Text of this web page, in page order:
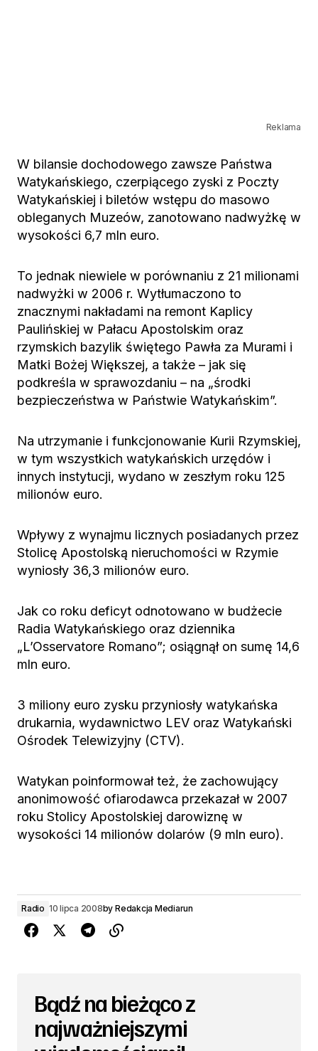
Reklama
W bilansie dochodowego zawsze Państwa
Watykańskiego, czerpiącego zyski z Poczty
Watykańskiej i biletów wstępu do masowo
obleganych Muzeów, zanotowano nadwyżkę w
wysokości 6,7 mln euro.
To jednak niewiele w porównaniu z 21 milionami
nadwyżki w 2006 r. Wytłumaczono to
znacznymi nakładami na remont Kaplicy
Paulińskiej w Pałacu Apostolskim oraz
rzymskich bazylik świętego Pawła za Murami i
Matki Bożej Większej, a także – jak się
podkreśla w sprawozdaniu – na „środki
bezpieczeństwa w Państwie Watykańskim”.
Na utrzymanie i funkcjonowanie Kurii Rzymskiej,
w tym wszystkich watykańskich urzędów i
innych instytucji, wydano w zeszłym roku 125
milionów euro.
Wpływy z wynajmu licznych posiadanych przez
Stolicę Apostolską nieruchomości w Rzymie
wyniosły 36,3 milionów euro.
Jak co roku deficyt odnotowano w budżecie
Radia Watykańskiego oraz dziennika
„L’Osservatore Romano”; osiągnął on sumę 14,6
mln euro.
3 miliony euro zysku przyniosły watykańska
drukarnia, wydawnictwo LEV oraz Watykański
Ośrodek Telewizyjny (CTV).
Watykan poinformował też, że zachowujący
anonimowość ofiarodawca przekazał w 2007
roku Stolicy Apostolskiej darowiznę w
wysokości 14 milionów dolarów (9 mln euro).
Radio 10 lipca 2008by Redakcja Mediarun
Bądź na bieżąco z
najważniejszymi